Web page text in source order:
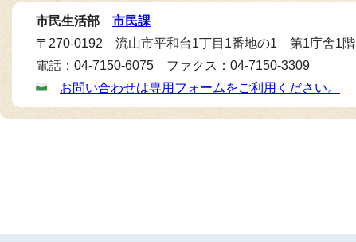
市民生活部 市民課
〒270-0192 流山市平和台1丁目1番地の1 第1庁舎1階
電話：04-7150-6075 ファクス：04-7150-3309
お問い合わせは専用フォームをご利用ください。